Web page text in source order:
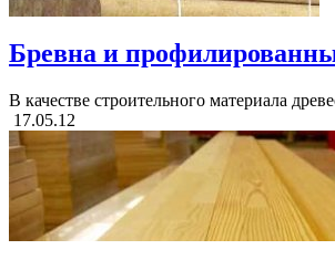
Бревна и
В качестве строительного материала
17.05.12